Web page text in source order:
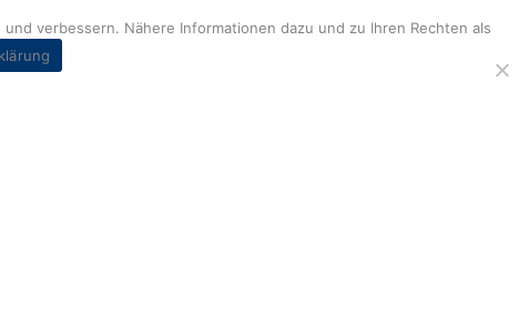
verbessern. Nähere Informationen dazu und zu Ihren Rechten als